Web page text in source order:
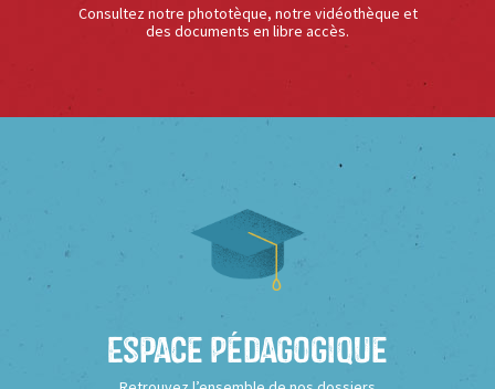
Consultez notre phototèque, notre vidéothèque et
des documents en libre accès.
Espace Pédagogique